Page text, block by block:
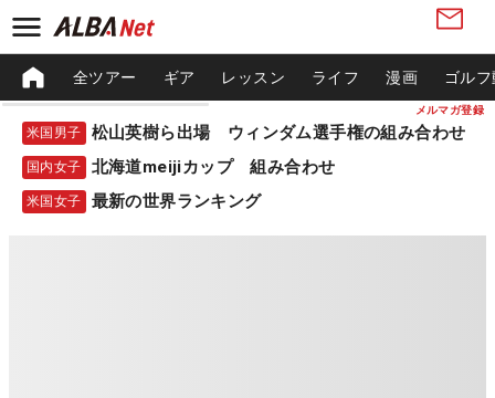
メルマガ登録
全ツアー ギア レッスン ライフ 漫画 ゴル
米国男子 松山英樹ら出場 ウィンダム選手権の組み合わせ
国内女子 北海道meijiカップ 組み合わせ
米国女子 最新の世界ランキング